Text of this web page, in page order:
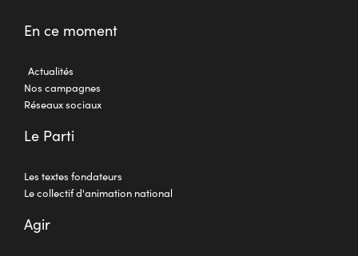
En ce moment
Actualités
Nos campagnes
Réseaux sociaux
Le Parti
Les textes fondateurs
Le collectif d'animation national
Agir